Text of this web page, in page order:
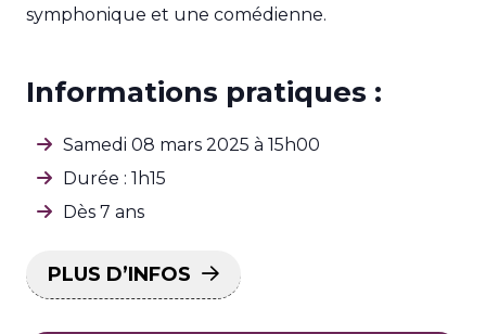
symphonique et une comédienne.
Informations pratiques :
Samedi 08 mars 2025 à 15h00
Durée : 1h15
Dès 7 ans
PLUS D’INFOS